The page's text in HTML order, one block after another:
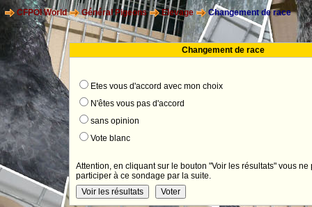
CFPOI World Général Pigeons Elevage Changement de race
Changement de race
Etes vous d'accord avec mon choix
N'êtes vous pas d'accord
sans opinion
Vote blanc
Attention, en cliquant sur le bouton "Voir les résultats" vous ne
participer à ce sondage par la suite.